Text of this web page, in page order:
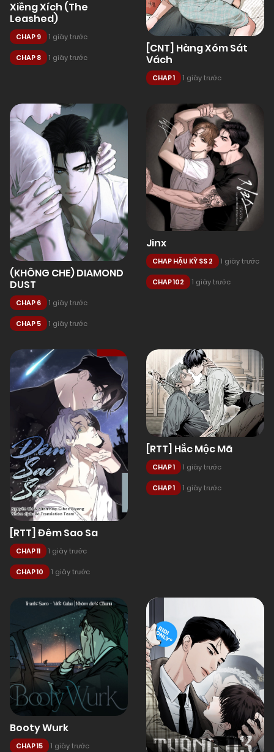
Xiềng Xích (The
Leashed)
CHAP 9 1 giây trước
CHAP 8 1 giây trước
[CNT] Hàng Xóm Sát
Vách
CHAP 1 1 giây trước
(KHÔNG CHE) DIAMOND
DUST
CHAP 6 1 giây trước
CHAP 5 1 giây trước
Jinx
CHAP HẬU KỲ SS 2 1 giây trước
CHAP 102 1 giây trước
[RTT] Đêm Sao Sa
CHAP 11 1 giây trước
CHAP 10 1 giây trước
[RTT] Hắc Mộc Mã
CHAP 1 1 giây trước
CHAP 1 1 giây trước
Booty Wurk
CHAP 15 1 giây trước